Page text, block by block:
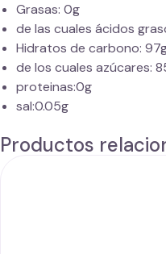
Grasas: 0g
de las cuales ácidos
Hidratos de carbono:
de los cuales azúcares:
proteinas:0g
sal:0.05g
Productos